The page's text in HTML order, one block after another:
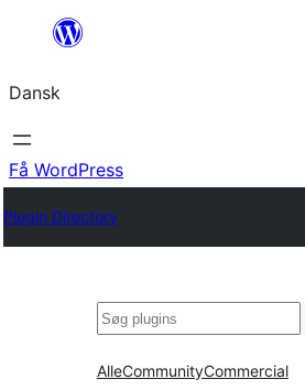
Spring
indhold
Dansk
Få WordPress
Plugin Directory
Søg
AlleCommunityCommercial